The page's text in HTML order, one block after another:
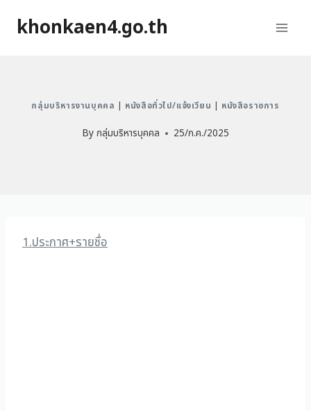
khonkaen4.go.th
กลุ่มบริหารงานบุคคล หนังสือทั่วไป/แจ้งเวียน หนังสือราชการ
By กลุ่มบริหารบุคคล 25/ก.ค./2025
1.ประกาศ+รายชื่อ